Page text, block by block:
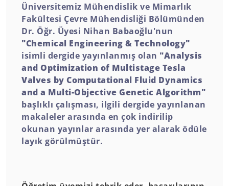
Üniversitemiz Mühendislik ve Mimarlık
Fakültesi Çevre Mühendisliği Bölümünden
Dr. Öğr. Üyesi Nihan Babaoğlu'nun
"Chemical Engineering & Technology"
isimli dergide yayınlanmış olan "Analysis
and Optimization of Multistage Tesla
Valves by Computational Fluid Dynamics
and a Multi-Objective Genetic Algorithm"
başlıklı çalışması, ilgili dergide yayınlanan
makaleler arasında en çok indirilip
okunan yayınlar arasında yer alarak ödüle
layık görülmüştür.